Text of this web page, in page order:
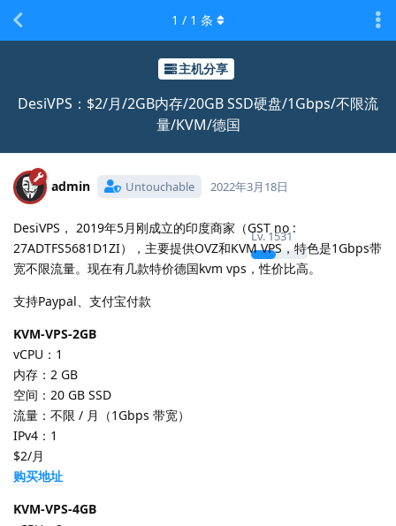
主机分享
DesiVPS：$2/月/2GB内存/20GB SSD硬盘/1Gbps/不限流
量/KVM/德国
1 / 1 条
admin Untouchable
Lv. 1531
2022年3月18日
DesiVPS， 2019年5月刚成立的印度商家（GST no :
27ADTFS5681D1ZI），主要提供OVZ和KVM VPS，特色是1Gbps带
宽不限流量。现在有几款特价德国kvm vps，性价比高。
支持Paypal、支付宝付款
KVM-VPS-2GB
vCPU：1
内存：2 GB
空间：20 GB SSD
流量：不限 / 月（1Gbps 带宽）
IPv4：1
$2/月
购买地址
KVM-VPS-4GB